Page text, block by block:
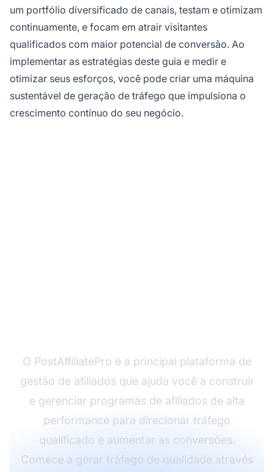
um portfólio diversificado de canais, testam e otimizam
continuamente, e focam em atrair visitantes
qualificados com maior potencial de conversão. Ao
implementar as estratégias deste guia e medir e
otimizar seus esforços, você pode criar uma máquina
sustentável de geração de tráfego que impulsiona o
crescimento contínuo do seu negócio.
O PostAffiliatePro é a principal plataforma de
gestão de afiliados que ajuda você a construir
e gerenciar programas de afiliados de alta
performance para direcionar tráfego
qualificado e aumentar as conversões.
Comece a gerar tráfego de qualidade através